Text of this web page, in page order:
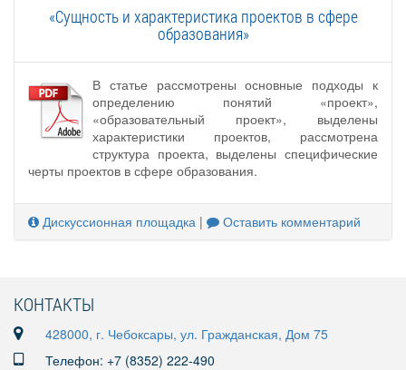
«Сущность и характеристика проектов в сфере
образования»
В статье рассмотрены основные подходы к
определению понятий «проект»,
«образовательный проект», выделены
характеристики проектов, рассмотрена
структура проекта, выделены специфические
черты проектов в сфере образования.
Дискуссионная площадка | Оставить комментарий
КОНТАКТЫ
428000, г. Чебоксары, ул. Гражданская, Дом 75
Телефон: +7 (8352) 222-490